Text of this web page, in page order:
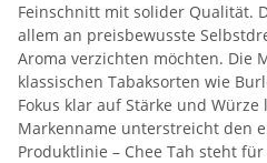
Feinschnitt mit solider Qualität.
allem an preisbewusste
Aroma verzichten möchten. Die
klassischen Tabaksorten wie
Fokus klar auf Stärke und
Markenname unterstreicht den
Produktlinie – Chee Tah steht